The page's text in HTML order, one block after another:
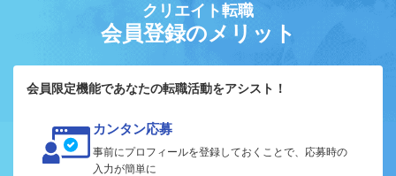
クリエイト転職
会員登録のメリット
会員限定機能であなたの転職活動をアシスト！
カンタン応募
事前にプロフィールを登録しておくことで、応募時の
入力が簡単に